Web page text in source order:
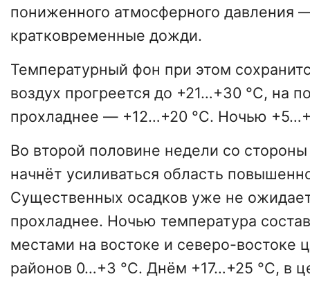
пониженного атмосферного давления
кратковременные дожди.
Температурный фон при этом
воздух прогреется до +21…+30 °С, на
прохладнее — +12…+20 °С. Ночью
Во второй половине недели со
начнёт усиливаться область
Существенных осадков уже не
прохладнее. Ночью температура
местами на востоке и северо-востоке
районов 0…+3 °С. Днём +17…+25 °С, в